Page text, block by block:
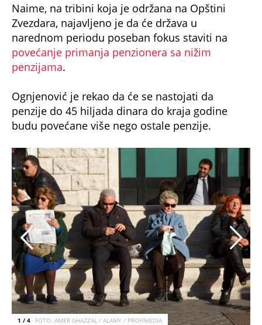
Naime, na tribini koja je održana na Opštini
Zvezdara, najavljeno je da će država u
narednom periodu poseban fokus staviti na
povećanje primanja penzionera sa nižim
penzijama.
Ognjenović je rekao da će se nastojati da
penzije do 45 hiljada dinara do kraja godine
budu povećane više nego ostale penzije.
1 / 4 FOTO: AMER GHAZZAL / ALAMY / PROFIMEDIA